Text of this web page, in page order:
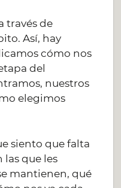
través de
Así, hay
cómo nos
del
nuestros
elegimos
siento que falta
las que les
mantienen, qué